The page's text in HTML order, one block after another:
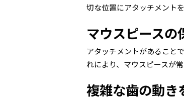
切な位置にアタッチメント
マウスピースの
アタッチメントがあること
れにより、マウスピースが
複雑な歯の動き